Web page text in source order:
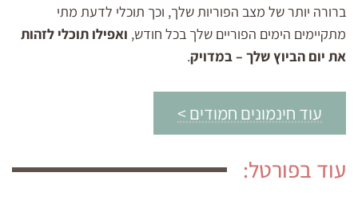
ברורה יותר של מצב הפוריות שלך, וכך תוכלי לדעת מתי
מתקיימים הימים הפוריים שלך בכל חודש, ואפילו תוכלי לזהות
את יום הביוץ שלך – במדויק.
עוד חינמונים חמודים >
עוד בפורטל: